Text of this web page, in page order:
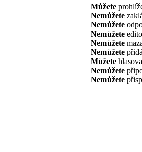
Můžete
Nemůžete
Nemůžete
Nemůžete
Nemůžete
Nemůžete
Můžete
Nemůžete
Nemůžete